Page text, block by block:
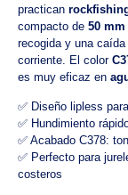
practican
compacto de 50 mm
recogida y una
corriente. El color
es muy eficaz en
✅ Diseño lipless
✅ Hundimiento
✅ Acabado C378:
✅ Perfecto para
costeros